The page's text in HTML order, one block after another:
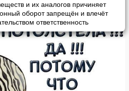
и их аналогов причиняет
оборот запрещён и влечёт
ответственность